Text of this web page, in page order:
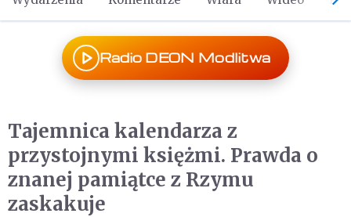
Radio DEON Modlitwa
Tajemnica kalendarza z
przystojnymi księżmi. Prawda o
znanej pamiątce z Rzymu
zaskakuje